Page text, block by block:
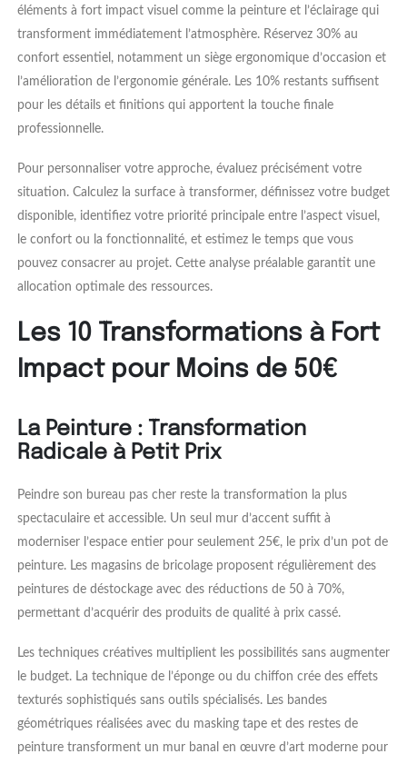
éléments à fort impact visuel comme la peinture et l’éclairage qui
transforment immédiatement l’atmosphère. Réservez 30% au
confort essentiel, notamment un siège ergonomique d’occasion et
l’amélioration de l’ergonomie générale. Les 10% restants suffisent
pour les détails et finitions qui apportent la touche finale
professionnelle.
Pour personnaliser votre approche, évaluez précisément votre
situation. Calculez la surface à transformer, définissez votre budget
disponible, identifiez votre priorité principale entre l’aspect visuel,
le confort ou la fonctionnalité, et estimez le temps que vous
pouvez consacrer au projet. Cette analyse préalable garantit une
allocation optimale des ressources.
Les 10 Transformations à Fort
Impact pour Moins de 50€
La Peinture : Transformation
Radicale à Petit Prix
Peindre son bureau pas cher reste la transformation la plus
spectaculaire et accessible. Un seul mur d’accent suffit à
moderniser l’espace entier pour seulement 25€, le prix d’un pot de
peinture. Les magasins de bricolage proposent régulièrement des
peintures de déstockage avec des réductions de 50 à 70%,
permettant d’acquérir des produits de qualité à prix cassé.
Les techniques créatives multiplient les possibilités sans augmenter
le budget. La technique de l’éponge ou du chiffon crée des effets
texturés sophistiqués sans outils spécialisés. Les bandes
géométriques réalisées avec du masking tape et des restes de
peinture transforment un mur banal en œuvre d’art moderne pour